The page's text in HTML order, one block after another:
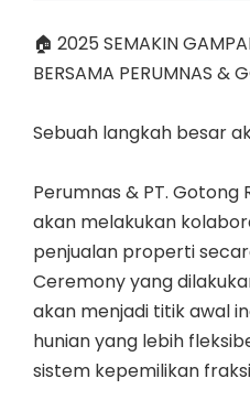
🏠 2025 SEMAKIN
BERSAMA PERUMNAS &
Sebuah langkah besar
Perumnas & PT.
akan melakukan
penjualan properti
Ceremony yang
akan menjadi titik awal
hunian yang lebih
sistem kepemilikan